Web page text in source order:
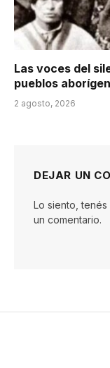
Las voces del
pueblos
2 agosto, 2026
DEJAR UN
Lo siento,
un comentario.